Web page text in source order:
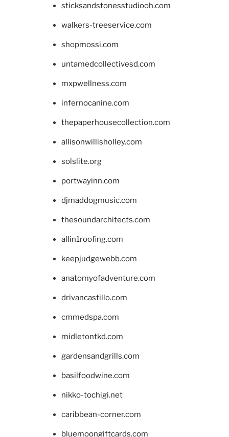
sticksandstonesstudiooh.com
walkers-treeservice.com
shopmossi.com
untamedcollectivesd.com
mxpwellness.com
infernocanine.com
thepaperhousecollection.com
allisonwillisholley.com
solslite.org
portwayinn.com
djmaddogmusic.com
thesoundarchitects.com
allin1roofing.com
keepjudgewebb.com
anatomyofadventure.com
drivancastillo.com
cmmedspa.com
midletontkd.com
gardensandgrills.com
basilfoodwine.com
nikko-tochigi.net
caribbean-corner.com
bluemoongiftcards.com